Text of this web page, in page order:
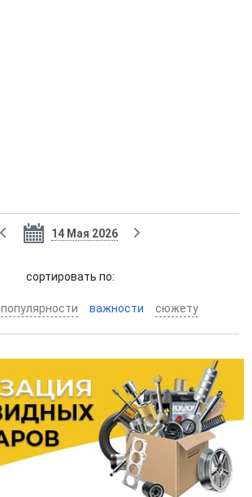
14 Мая 2026
cортировать по:
популярности важности сюжету